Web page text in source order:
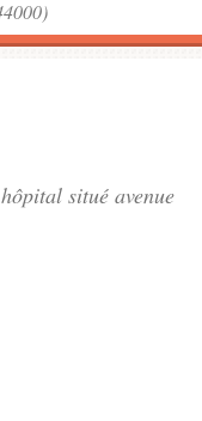
situé avenue